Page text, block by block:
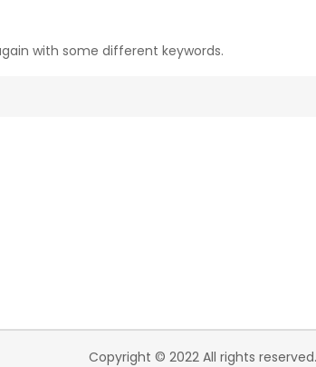
with some different keywords.
Copyright © 2022 All rights reserved.